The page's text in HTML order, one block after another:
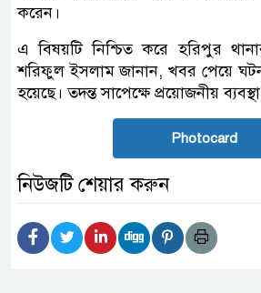
করেন।
এ বিষয়টি নিশ্চিত করে হরিপুর
শরিফুল ইসলাম জানান, খবর পেয়ে
হয়েছে। তদন্ত সাপেক্ষে প্রয়োজনীয়
Photocard
নিউজটি শেয়ার করুন